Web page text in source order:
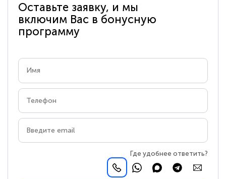
Оставьте заявку, и мы
включим Вас в бонусную
программу
Где удобнее ответить?